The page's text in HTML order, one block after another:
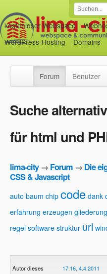
kostenloser Webspace
WordPress-Hosting
Domains
Forum Benutzer
Suche
für html und
lima-city→ Forum → Die
CSS & Javascript
auto baum chip code dank
erfahrung erzeugen gliederung
regel software struktur url
Autor dieses
17:16, 4.4.2011